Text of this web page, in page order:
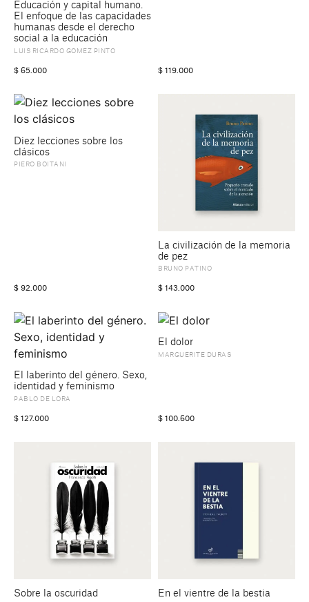
Educación y capital humano.
El enfoque de las capacidades
humanas desde el derecho
social a la educación
LUIS RICARDO GOMEZ PINTO
$ 65.000 $ 119.000
Diez lecciones sobre los
clásicos
PIERO BOITANI
$ 92.000
La civilización de la memoria
de pez
BRUNO PATINO
$ 143.000
El laberinto del género. Sexo,
identidad y feminismo
PABLO DE LORA
$ 127.000
El dolor
MARGUERITE DURAS
$ 100.600
Sobre la oscuridad En el vientre de la bestia